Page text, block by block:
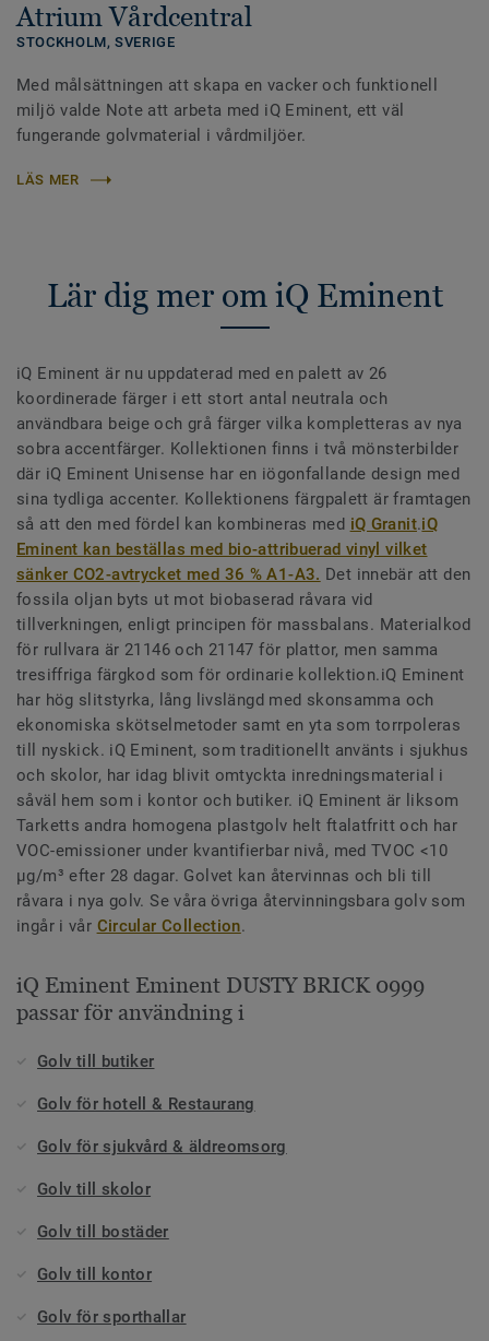
Atrium Vårdcentral
STOCKHOLM,SVERIGE
Med målsättningen att skapa en vacker och funktionell
miljö valde Note att arbeta med iQ Eminent, ett väl
fungerande golvmaterial i vårdmiljöer.
LÄS MER
Lär dig mer om iQ Eminent
iQ Eminent är nu uppdaterad med en palett av 26
koordinerade färger i ett stort antal neutrala och
användbara beige och grå färger vilka kompletteras av nya
sobra accentfärger. Kollektionen finns i två mönsterbilder
där iQ Eminent Unisense har en iögonfallande design med
sina tydliga accenter. Kollektionens färgpalett är framtagen
så att den med fördel kan kombineras med iQ Granit.iQ
Eminent kan beställas med bio-attribuerad vinyl vilket
sänker CO2-avtrycket med 36 % A1-A3. Det innebär att den
fossila oljan byts ut mot biobaserad råvara vid
tillverkningen, enligt principen för massbalans. Materialkod
för rullvara är 21146 och 21147 för plattor, men samma
tresiffriga färgkod som för ordinarie kollektion.iQ Eminent
har hög slitstyrka, lång livslängd med skonsamma och
ekonomiska skötselmetoder samt en yta som torrpoleras
till nyskick. iQ Eminent, som traditionellt använts i sjukhus
och skolor, har idag blivit omtyckta inredningsmaterial i
såväl hem som i kontor och butiker. iQ Eminent är liksom
Tarketts andra homogena plastgolv helt ftalatfritt och har
VOC-emissioner under kvantifierbar nivå, med TVOC <10
µg/m³ efter 28 dagar. Golvet kan återvinnas och bli till
råvara i nya golv. Se våra övriga återvinningsbara golv som
ingår i vår Circular Collection.
iQ Eminent Eminent DUSTY BRICK 0999
passar för användning i
Golv till butiker
Golv för hotell & Restaurang
Golv för sjukvård & äldreomsorg
Golv till skolor
Golv till bostäder
Golv till kontor
Golv för sporthallar